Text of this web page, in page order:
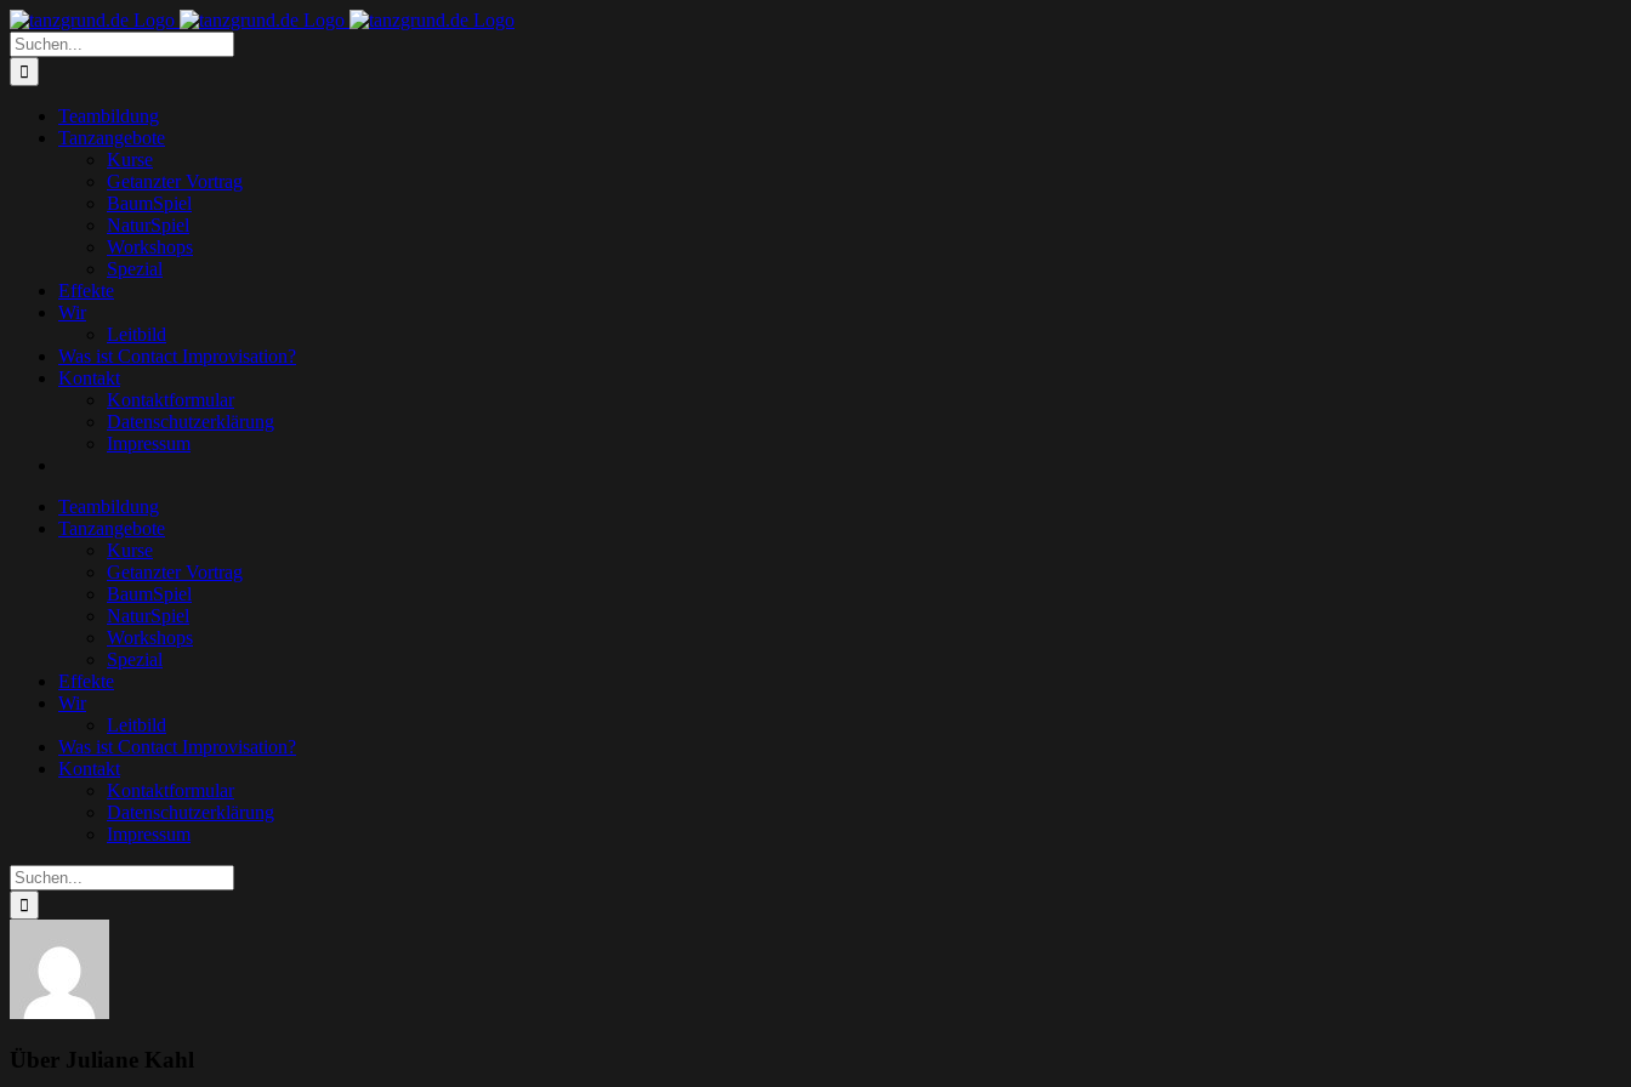
Zum
Inhalt
springen
Suche
nach:
Teambildung
Tanzangebote
Kurse
Getanzter Vortrag
BaumSpiel
NaturSpiel
Workshops
Spezial
Effekte
Wir
Leitbild
Was ist Contact Improvisation?
Kontakt
Kontaktformular
Datenschutzerklärung
Impressum
Teambildung
Tanzangebote
Kurse
Getanzter Vortrag
BaumSpiel
NaturSpiel
Workshops
Spezial
Effekte
Wir
Leitbild
Was ist Contact Improvisation?
Kontakt
Kontaktformular
Datenschutzerklärung
Impressum
Suche
nach:
Über Juliane Kahl